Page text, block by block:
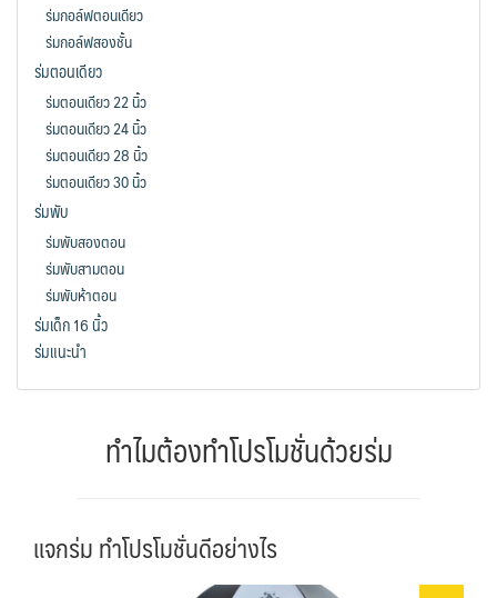
ร่มกอล์ฟตอนเดียว
ร่มกอล์ฟสองชั้น
ร่มตอนเดียว
ร่มตอนเดียว 22 นิ้ว
ร่มตอนเดียว 24 นิ้ว
ร่มตอนเดียว 28 นิ้ว
ร่มตอนเดียว 30 นิ้ว
ร่มพับ
ร่มพับสองตอน
ร่มพับสามตอน
ร่มพับห้าตอน
ร่มเด็ก 16 นิ้ว
ร่มแนะนำ
ทำไมต้องทำโปรโมชั่นด้วยร่ม
แจกร่ม ทำโปรโมชั่นดีอย่างไร